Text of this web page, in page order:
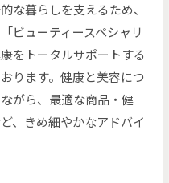
な暮らしを支えるため、
ビューティースペシャリ
をトータルサポートする
ります。健康と美容につ
がら、最適な商品・健
、きめ細やかなアドバイ